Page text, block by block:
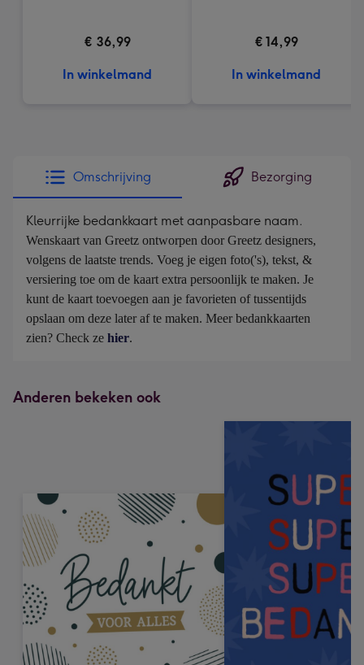
€ 36,99
In winkelmand
€ 14,99
In winkelmand
Omschrijving Bezorging
Kleurrijke bedankkaart met aanpasbare naam.
Wenskaart van Greetz ontworpen door Greetz designers,
volgens de laatste trends. Voeg je eigen foto('s), tekst, &
versiering toe om de kaart extra persoonlijk te maken. Je
kunt de kaart toevoegen aan je favorieten of tussentijds
opslaan om deze later af te maken. Meer bedankkaarten
zien? Check ze hier.
Anderen bekeken ook